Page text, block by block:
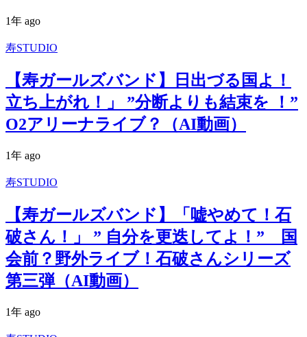
1年 ago
寿STUDIO
【寿ガールズバンド】日出づる国よ！
立ち上がれ！」 ”分断よりも結束を ！”
O2アリーナライブ？（AI動画）
1年 ago
寿STUDIO
【寿ガールズバンド】「嘘やめて！石
破さん！」 ” 自分を更迭してよ！” 国
会前？野外ライブ！石破さんシリーズ
第三弾（AI動画）
1年 ago